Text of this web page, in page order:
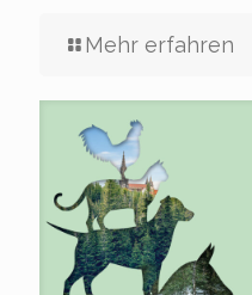
Mehr erfahren